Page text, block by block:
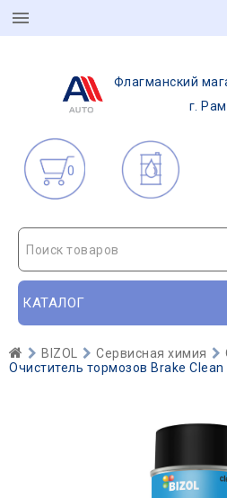
Флагманский
г.
0
Поиск товаров
КАТАЛОГ
BIZOL Сервисная химия
Очиститель тормозов Brake Clean